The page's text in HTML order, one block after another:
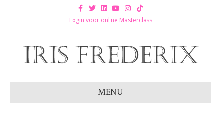
Facebook
TwitterLinkedinYoutubeInstagram
Tiktok
Login voor online Masterclass
MENU